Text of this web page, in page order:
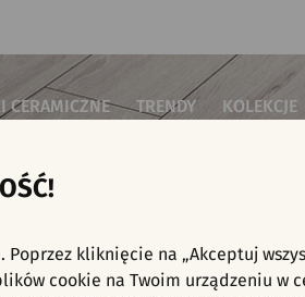
CERAMICZNE TRENDY KOLEKCJE
Płytki cegiełki
Płytki drewnopodobne
Płytki
Płytki we
SCHODY, PŁYTKI
kliknięcie na „Akceptuj
cookie na Twoim urządzeniu w